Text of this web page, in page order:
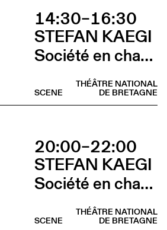
14:30–16:30
STEFAN KAEGI
Société en chantier
THÉÂTRE NATIONAL
DE BRETAGNE
SCENE
20:00–22:00
STEFAN KAEGI
Société en chantier
THÉÂTRE NATIONAL
DE BRETAGNE
SCENE